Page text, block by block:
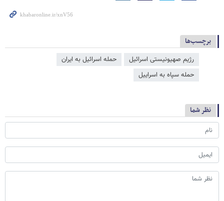
برچسب‌ها
رژیم صهیونیستی اسرائیل
حمله اسرائیل به ایران
حمله سپاه به اسراییل
نظر شما